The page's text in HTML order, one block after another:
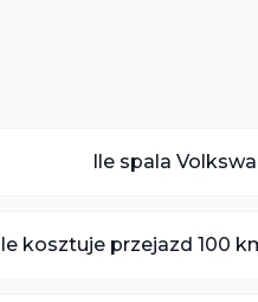
Ile spala
kosztuje przejazd 100